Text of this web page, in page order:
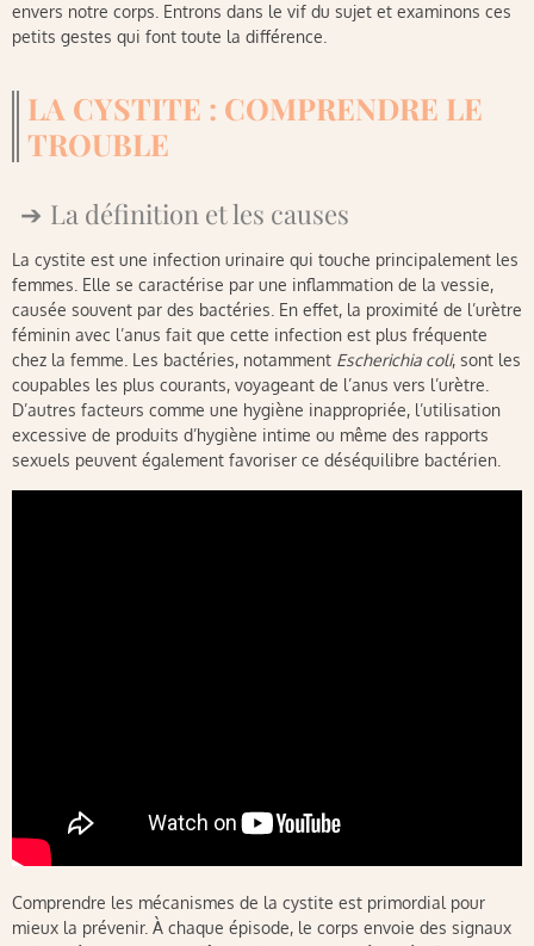
envers notre corps. Entrons dans le vif du sujet et examinons ces
petits gestes qui font toute la différence.
LA CYSTITE : COMPRENDRE LE
TROUBLE
La définition et les causes
La cystite est une infection urinaire qui touche principalement les
femmes. Elle se caractérise par une inflammation de la vessie,
causée souvent par des bactéries. En effet, la proximité de l’urètre
féminin avec l’anus fait que cette infection est plus fréquente
chez la femme. Les bactéries, notamment Escherichia coli, sont les
coupables les plus courants, voyageant de l’anus vers l’urètre.
D’autres facteurs comme une hygiène inappropriée, l’utilisation
excessive de produits d’hygiène intime ou même des rapports
sexuels peuvent également favoriser ce déséquilibre bactérien.
Comprendre les mécanismes de la cystite est primordial pour
mieux la prévenir. À chaque épisode, le corps envoie des signaux